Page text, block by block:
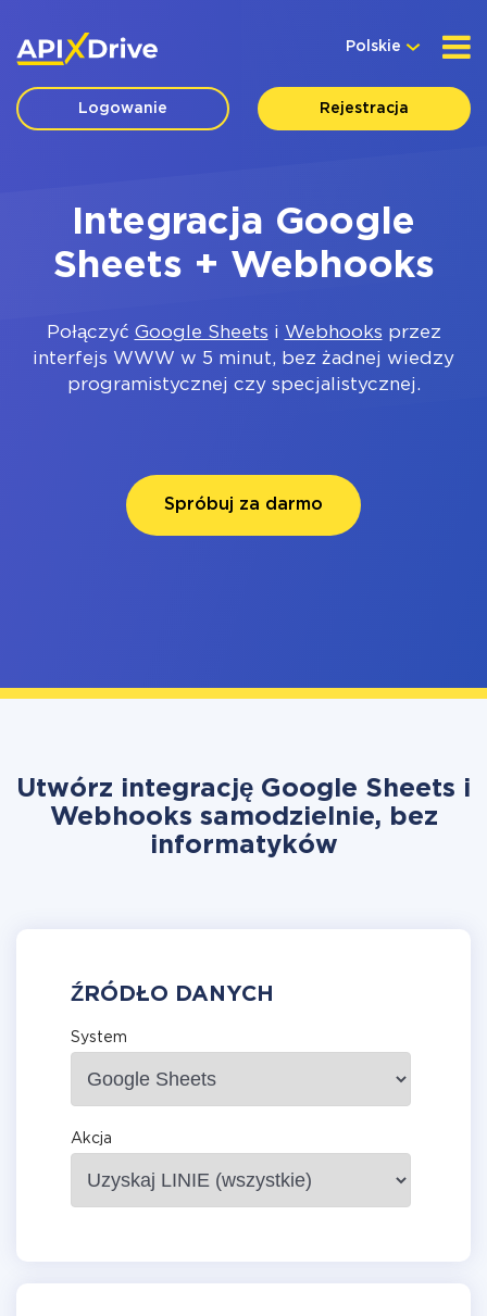
Polskie
Logowanie Rejestracja
Integracja Google
Sheets + Webhooks
Połączyć Google Sheets i Webhooks przez
interfejs WWW w 5 minut, bez żadnej wiedzy
programistycznej czy specjalistycznej.
Spróbuj za darmo
Utwórz integrację Google Sheets i
Webhooks samodzielnie, bez
informatyków
ŹRÓDŁO DANYCH
System
Akcja